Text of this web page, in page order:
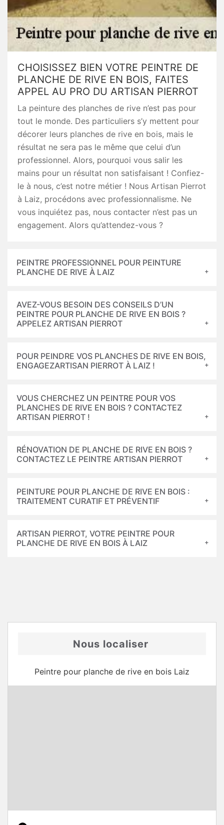
CHOISISSEZ BIEN VOTRE PEINTRE DE
PLANCHE DE RIVE EN BOIS, FAITES
APPEL AU PRO DU ARTISAN PIERROT
La peinture des planches de rive n’est pas pour
tout le monde. Des particuliers s’y mettent pour
décorer leurs planches de rive en bois, mais le
résultat ne sera pas le même que celui d’un
professionnel. Alors, pourquoi vous salir les
mains pour un résultat non satisfaisant ! Confiez-
le à nous, c’est notre métier ! Nous Artisan Pierrot
à Laiz, procédons avec professionnalisme. Ne
vous inquiétez pas, nous contacter n’est pas un
engagement. Alors qu’attendez-vous ?
PEINTRE PROFESSIONNEL POUR PEINTURE
PLANCHE DE RIVE À LAIZ
AVEZ-VOUS BESOIN DES CONSEILS D’UN
PEINTRE POUR PLANCHE DE RIVE EN BOIS ?
APPELEZ ARTISAN PIERROT
POUR PEINDRE VOS PLANCHES DE RIVE EN BOIS,
ENGAGEZARTISAN PIERROT À LAIZ !
VOUS CHERCHEZ UN PEINTRE POUR VOS
PLANCHES DE RIVE EN BOIS ? CONTACTEZ
ARTISAN PIERROT !
RÉNOVATION DE PLANCHE DE RIVE EN BOIS ?
CONTACTEZ LE PEINTRE ARTISAN PIERROT
PEINTURE POUR PLANCHE DE RIVE EN BOIS :
TRAITEMENT CURATIF ET PRÉVENTIF
ARTISAN PIERROT, VOTRE PEINTRE POUR
PLANCHE DE RIVE EN BOIS À LAIZ
Nous localiser
Peintre pour planche de rive en bois Laiz